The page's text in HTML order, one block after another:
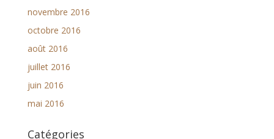
novembre 2016
octobre 2016
août 2016
juillet 2016
juin 2016
mai 2016
Catégories